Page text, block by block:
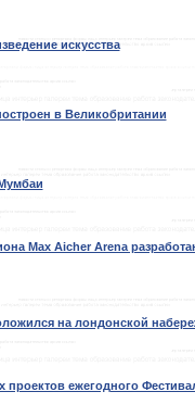
искусства
в Великобритании
Max Aicher Arena
на лондонской
ежегодного